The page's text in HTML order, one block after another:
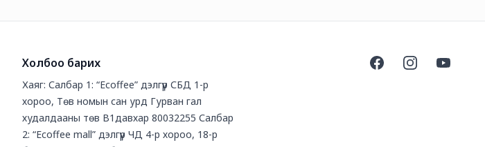
Холбоо барих
Хаяг: Салбар 1: “Ecoffee” дэлгүүр СБД 1-р
хороо, Төв номын сан урд Гурван гал
худалдааны төв В1давхар 80032255 Салбар
2: “Ecoffee mall” дэлгүүр ЧД 4-р хороо, 18-р
FacebookInstagramYouTube